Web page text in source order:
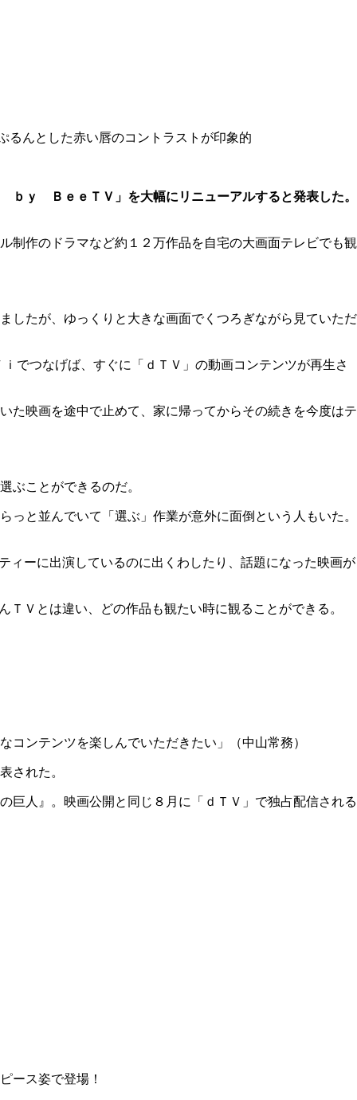
るんとした赤い唇のコントラストが印象的
ｙ ＢｅｅＴＶ」を大幅にリニューアルすると発表した。
制作のドラマなど約１２万作品を自宅の大画面テレビでも観
したが、ゆっくりと大きな画面でくつろぎながら見ていただ
でつなげば、すぐに「ｄＴＶ」の動画コンテンツが再生さ
た映画を途中で止めて、家に帰ってからその続きを今度はテ
ぶことができるのだ。
と並んでいて「選ぶ」作業が意外に面倒という人もいた。
ィーに出演しているのに出くわしたり、話題になった映画が
Ｖとは違い、どの作品も観たい時に観ることができる。
コンテンツを楽しんでいただきたい」（中山常務）
された。
人』。映画公開と同じ８月に「ｄＴＶ」で独占配信される
ース姿で登場！